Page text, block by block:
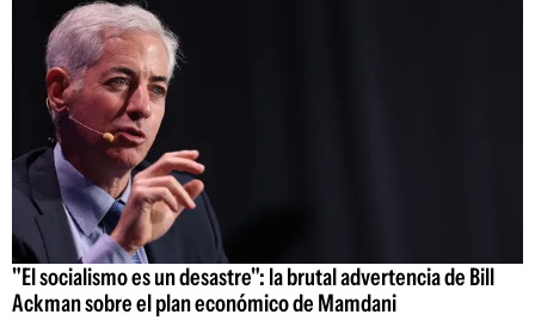
"El socialismo es un desastre": la brutal advertencia de Bill
Ackman sobre el plan económico de Mamdani